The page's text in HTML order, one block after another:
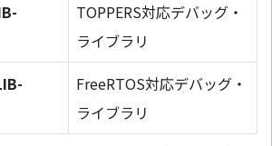
TOPPERS対応デバッグ・
ライブラリ
FreeRTOS対応デバッグ・
ライブラリ